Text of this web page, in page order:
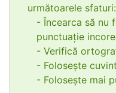
următoarele
- Încearca să nu
punctuație
- Verifică
- Folosește
- Folosește mai